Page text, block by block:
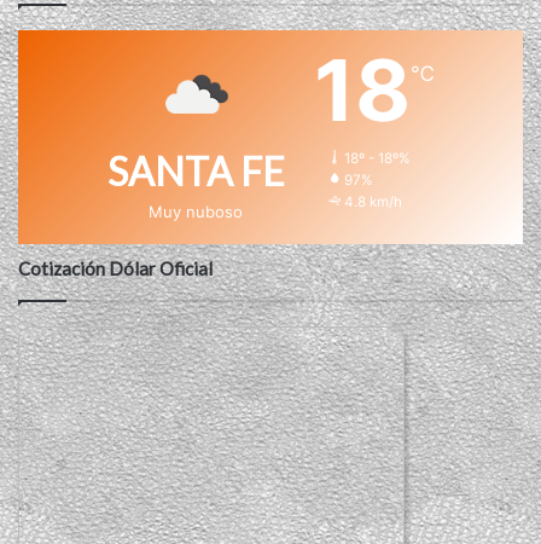
SANTA FE
Muy nuboso
18℃
18º - 18º%
97%
4.8 km/h
Cotización Dólar Oficial